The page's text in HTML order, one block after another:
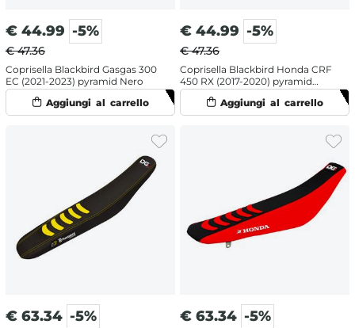
€ 44.99 -5%
€ 47.36
Coprisella Blackbird Gasgas 300
EC (2021-2023) pyramid Nero
€ 44.99 -5%
€ 47.36
Coprisella Blackbird Honda CRF
450 RX (2017-2020) pyramid
Nero
€ 63.34 -5% € 63.34 -5%